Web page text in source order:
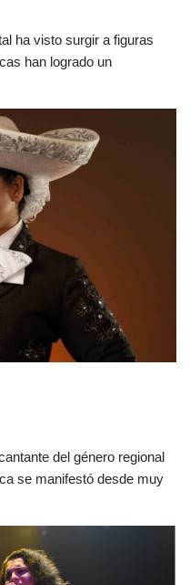
ha visto surgir a figuras
han logrado un
del género regional
se manifestó desde muy